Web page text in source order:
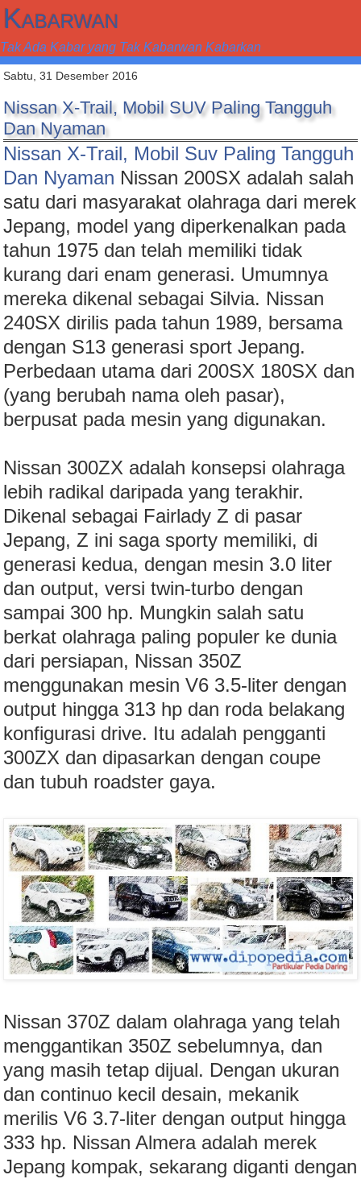
Kabarwan
Tak Ada Kabar yang Tak Kabarwan Kabarkan
Sabtu, 31 Desember 2016
Nissan X-Trail, Mobil SUV Paling Tangguh
Dan Nyaman
Nissan X-Trail, Mobil Suv Paling Tangguh
Dan Nyaman Nissan 200SX adalah salah
satu dari masyarakat olahraga dari merek
Jepang, model yang diperkenalkan pada
tahun 1975 dan telah memiliki tidak
kurang dari enam generasi. Umumnya
mereka dikenal sebagai Silvia. Nissan
240SX dirilis pada tahun 1989, bersama
dengan S13 generasi sport Jepang.
Perbedaan utama dari 200SX 180SX dan
(yang berubah nama oleh pasar),
berpusat pada mesin yang digunakan.
Nissan 300ZX adalah konsepsi olahraga
lebih radikal daripada yang terakhir.
Dikenal sebagai Fairlady Z di pasar
Jepang, Z ini saga sporty memiliki, di
generasi kedua, dengan mesin 3.0 liter
dan output, versi twin-turbo dengan
sampai 300 hp. Mungkin salah satu
berkat olahraga paling populer ke dunia
dari persiapan, Nissan 350Z
menggunakan mesin V6 3.5-liter dengan
output hingga 313 hp dan roda belakang
konfigurasi drive. Itu adalah pengganti
300ZX dan dipasarkan dengan coupe
dan tubuh roadster gaya.
Nissan 370Z dalam olahraga yang telah
menggantikan 350Z sebelumnya, dan
yang masih tetap dijual. Dengan ukuran
dan continuo kecil desain, mekanik
merilis V6 3.7-liter dengan output hingga
333 hp. Nissan Almera adalah merek
Jepang kompak, sekarang diganti dengan